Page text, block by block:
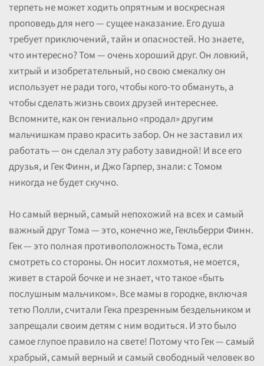
терпеть не может ходить опрятным и воскресная
проповедь для него — сущее наказание. Его душа
требует приключений, тайн и опасностей. Но знаете,
что интересно? Том — очень хороший друг. Он ловкий,
хитрый и изобретательный, но свою смекалку он
использует не ради того, чтобы кого-то обмануть, а
чтобы сделать жизнь своих друзей интереснее.
Вспомните, как он гениально «продал» другим
мальчишкам право красить забор. Он не заставил их
работать — он сделал эту работу завидной! И все его
друзья, и Гек Финн, и Джо Гарпер, знали: с Томом
никогда не будет скучно.
Но самый верный, самый непохожий на всех и самый
важный друг Тома — это, конечно же, Гекльберри Финн.
Гек — это полная противоположность Тома, если
смотреть со стороны. Он носит лохмотья, не моется,
живет в старой бочке и не знает, что такое «быть
послушным мальчиком». Все мамы в городке, включая
тетю Полли, считали Гека презренным бездельником и
запрещали своим детям с ним водиться. И это было
самое глупое правило на свете! Потому что Гек — самый
храбрый, самый верный и самый свободный человек во